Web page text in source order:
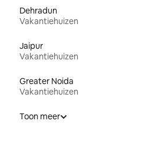
Dehradun
Vakantiehuizen
Jaipur
Vakantiehuizen
Greater Noida
Vakantiehuizen
Toon meer